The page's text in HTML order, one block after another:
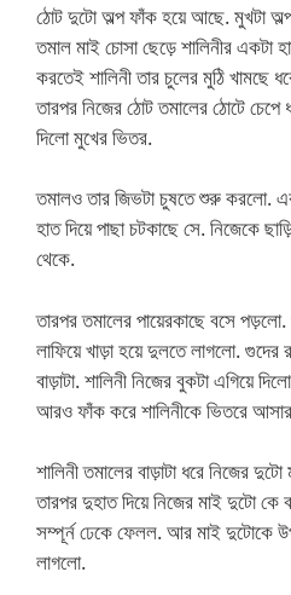
ঠোট দুটো অল্প ফাঁক হয়ে আছে. মুখটা
তমাল মাই চোসা ছেড়ে শালিনীর
করতেই শালিনী তার চুলের মুঠি খামছে
তারপর নিজের ঠোট তমালের ঠোটে চেপে
দিলো মুখের ভিতর.
তমালও তার জিভটা চুষতে শুরু করলো.
হাত দিয়ে পাছা চটকাছে সে. নিজেকে
থেকে.
তারপর তমালের পায়েরকাছে বসে পড়লো.
লাফিয়ে খাড়া হয়ে দুলতে লাগলো.
বাড়াটা. শালিনী নিজের বুকটা এগিয়ে
আরও ফাঁক করে শালিনীকে ভিতরে
শালিনী তমালের বাড়াটা ধরে নিজের
তারপর দুহাত দিয়ে নিজের মাই দুটো কে
সম্পূর্ন ঢেকে ফেলল. আর মাই দুটোকে
লাগলো.